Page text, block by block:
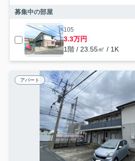
募集中の部屋
105
3.3万円
1階 / 23.55㎡ / 1K
アパート